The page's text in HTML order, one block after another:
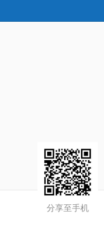
分享至手机